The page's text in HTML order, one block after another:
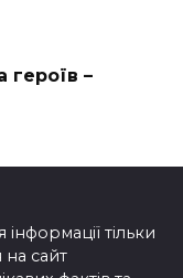
героїв –
тільки
на сайт